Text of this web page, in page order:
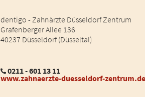
dentigo - Zahnärzte Düsseldorf Zentrum
Grafenberger Allee 136
40237 Düsseldorf (Düsseltal)
0211 - 601 13 11
www.zahnaerzte-duesseldorf-zentrum.de